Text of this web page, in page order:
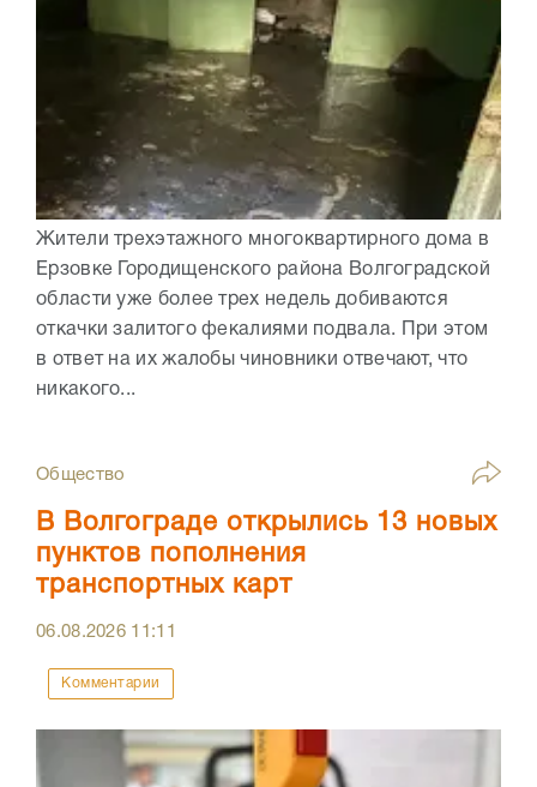
Жители трехэтажного многоквартирного дома в
Ерзовке Городищенского района Волгоградской
области уже более трех недель добиваются
откачки залитого фекалиями подвала. При этом
в ответ на их жалобы чиновники отвечают, что
никакого...
Общество
В Волгограде открылись 13 новых
пунктов пополнения
транспортных карт
06.08.2026 11:11
Комментарии